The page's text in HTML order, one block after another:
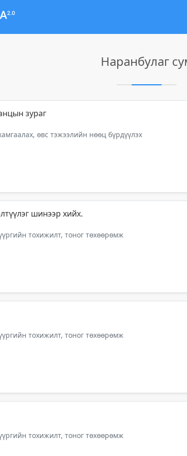
Наранбулаг
зураг
өвс тэжээлийн нөөц бүрдүүлэх
шинээр хийх.
тохижилт, тоног төхөөрөмж
тохижилт, тоног төхөөрөмж
тохижилт, тоног төхөөрөмж